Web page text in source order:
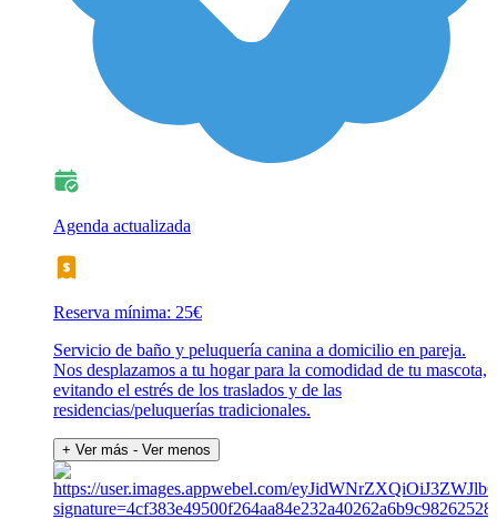
Agenda actualizada
Reserva mínima: 25€
Servicio de baño y peluquería canina a domicilio en pareja.
Nos desplazamos a tu hogar para la comodidad de tu mascota,
evitando el estrés de los traslados y de las
residencias/peluquerías tradicionales.
+ Ver más - Ver menos